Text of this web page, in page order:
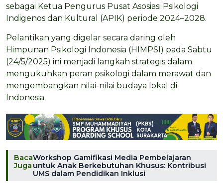
sebagai Ketua Pengurus Pusat Asosiasi Psikologi
Indigenos dan Kultural (APIK) periode 2024–2028.
Pelantikan yang digelar secara daring oleh
Himpunan Psikologi Indonesia (HIMPSI) pada Sabtu
(24/5/2025) ini menjadi langkah strategis dalam
mengukuhkan peran psikologi dalam merawat dan
mengembangkan nilai-nilai budaya lokal di
Indonesia.
Baca
Juga
Workshop Gamifikasi Media Pembelajaran
untuk Anak Berkebutuhan Khusus: Kontribusi
UMS dalam Pendidikan Inklusi